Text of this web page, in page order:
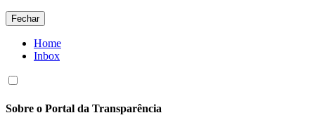
Fechar
Home
Inbox
Sobre o Portal da Transparência